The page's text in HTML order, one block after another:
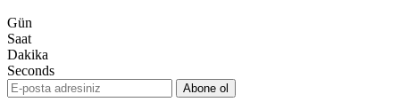
Gün
Saat
Dakika
Seconds